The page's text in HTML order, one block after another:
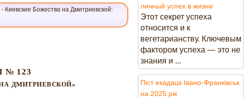
Божества на Дмитриевской:
№ 123
ДМИТРИЕВСКОЙ»
личный успех в жизни
Этот секрет успеха
относится и к
вегетарианству. Ключевым
фактором успеха — это не
знания и ...
Піст екадаші Івано-Франківськ
на 2025 рік